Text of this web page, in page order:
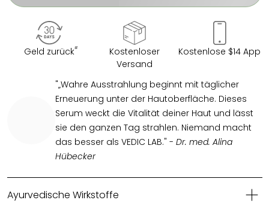
Geld zurück#
Kostenloser
Versand
Kostenlose $14 App
"„Wahre Ausstrahlung beginnt mit täglicher
Erneuerung unter der Hautoberfläche. Dieses
Serum weckt die Vitalität deiner Haut und lässt
sie den ganzen Tag strahlen. Niemand macht
das besser als VEDIC LAB." - Dr. med. Alina
Hübecker
Ayurvedische Wirkstoffe